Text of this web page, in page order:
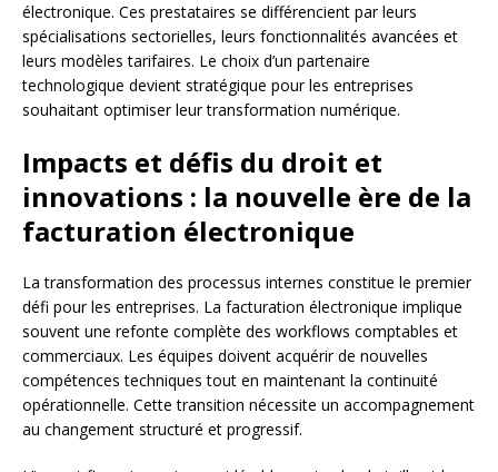
électronique. Ces prestataires se différencient par leurs
spécialisations sectorielles, leurs fonctionnalités avancées et
leurs modèles tarifaires. Le choix d’un partenaire
technologique devient stratégique pour les entreprises
souhaitant optimiser leur transformation numérique.
Impacts et défis du droit et
innovations : la nouvelle ère de la
facturation électronique
La transformation des processus internes constitue le premier
défi pour les entreprises. La facturation électronique implique
souvent une refonte complète des workflows comptables et
commerciaux. Les équipes doivent acquérir de nouvelles
compétences techniques tout en maintenant la continuité
opérationnelle. Cette transition nécessite un accompagnement
au changement structuré et progressif.